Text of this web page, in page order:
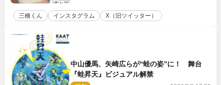
三橋くん インスタグラム X（旧ツイッター）
中山優馬、矢崎広らが“蛙の姿”に！ 舞台
『蛙昇天』ビジュアル解禁